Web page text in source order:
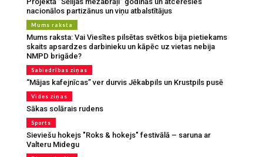
nacionālos partizānus un viņu atbalstītājus
Mums raksta
Mums raksta: Vai Viesītes pilsētas svētkos bija pietiekams
skaits apsardzes darbinieku un kāpēc uz vietas nebija
NMPD brigāde?
Sabiedrības ziņas
“Mājas kafejnīcas” ver durvis Jēkabpils un Krustpils pusē
Vides ziņas
Sākas solārais rudens
Sports
Sieviešu hokejs "Roks & hokejs" festivālā – saruna ar
Valteru Midegu